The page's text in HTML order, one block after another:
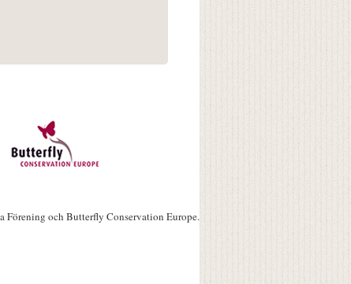
Förening och Butterfly Conservation Europe.